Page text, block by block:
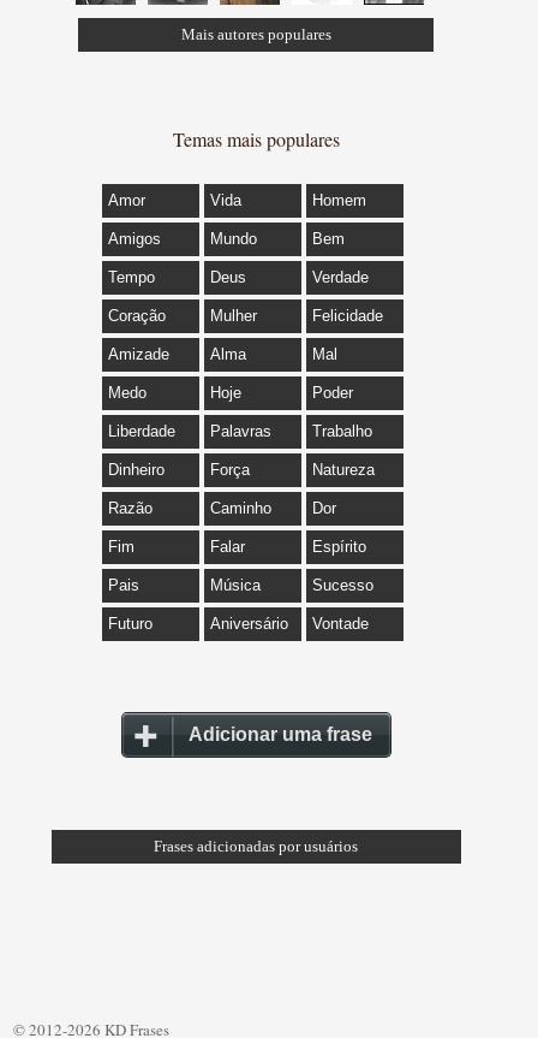
Mais autores populares
Temas mais populares
Amor Vida Homem
Amigos Mundo Bem
Tempo Deus Verdade
Coração Mulher Felicidade
Amizade Alma Mal
Medo Hoje Poder
Liberdade Palavras Trabalho
Dinheiro Força Natureza
Razão Caminho Dor
Fim Falar Espírito
Pais Música Sucesso
Futuro Aniversário Vontade
Adicionar uma frase
Frases adicionadas por usuários
© 2012-2026 KD Frases